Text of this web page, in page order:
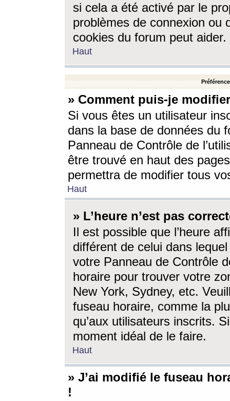
si cela a été activé par le
problèmes de connexion ou
cookies du forum peut aider.
Haut
» Comment puis-je
Si vous êtes un utilisateur
dans la base de données du
Panneau de Contrôle de
être trouvé en haut des
permettra de modifier tous
Haut
» L’heure n’est pas
Il est possible que l’heure
différent de celui dans
votre Panneau de Contrôle
horaire pour trouver votre
New York, Sydney, etc.
fuseau horaire, comme la
qu’aux utilisateurs inscrits.
moment idéal de le faire.
Haut
» J’ai modifié le fuseau
!